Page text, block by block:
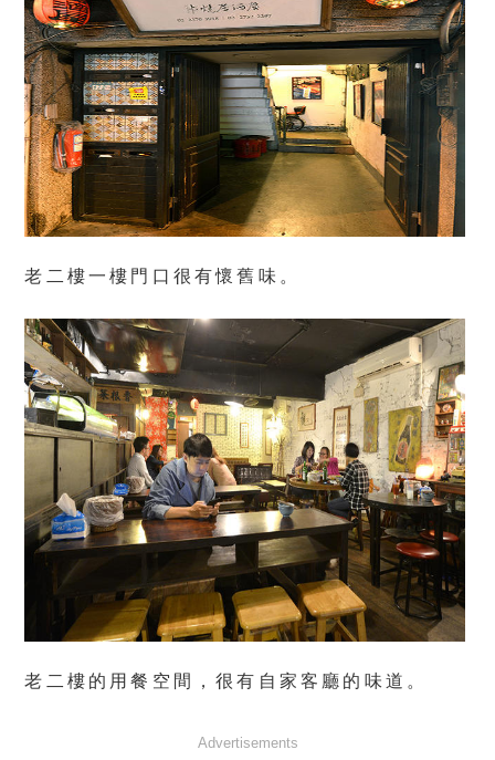
老二樓一樓門口很有懷舊味。
老二樓的用餐空間，很有自家客廳的味道。
Advertisements